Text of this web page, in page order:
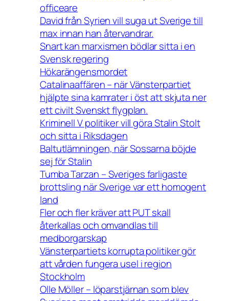
officeare
David från Syrien vill suga ut Sverige till
max innan han återvandrar.
Snart kan marxismen bödlar sitta i en
Svensk regering
Hökarängensmordet
Catalinaaffären – när Vänsterpartiet
hjälpte sina kamrater i öst att skjuta ner
ett civilt Svenskt flygplan.
Kriminell V politiker vill göra Stalin Stolt
och sitta i Riksdagen
Baltutlämningen, när Sossarna böjde
sej för Stalin
Tumba Tarzan – Sveriges farligaste
brottsling när Sverige var ett homogent
land
Fler och fler kräver att PUT skall
återkallas och omvandlas till
medborgarskap
Vänsterpartiets korrupta politiker gör
att vården fungera usel i region
Stockholm
Olle Möller – löparstjärnan som blev